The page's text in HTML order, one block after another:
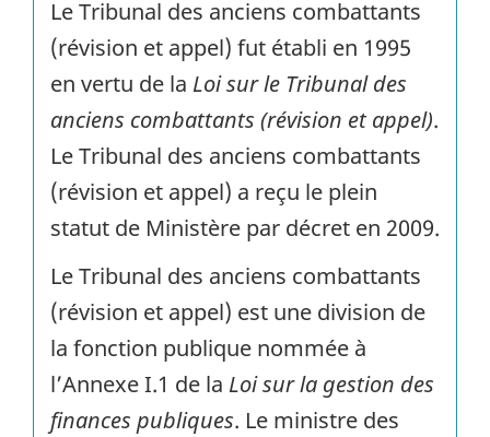
Le Tribunal des anciens combattants
(révision et appel) fut établi en 1995
en vertu de la Loi sur le Tribunal des
anciens combattants (révision et appel).
Le Tribunal des anciens combattants
(révision et appel) a reçu le plein
statut de Ministère par décret en 2009.
Le Tribunal des anciens combattants
(révision et appel) est une division de
la fonction publique nommée à
l’Annexe I.1 de la Loi sur la gestion des
finances publiques. Le ministre des